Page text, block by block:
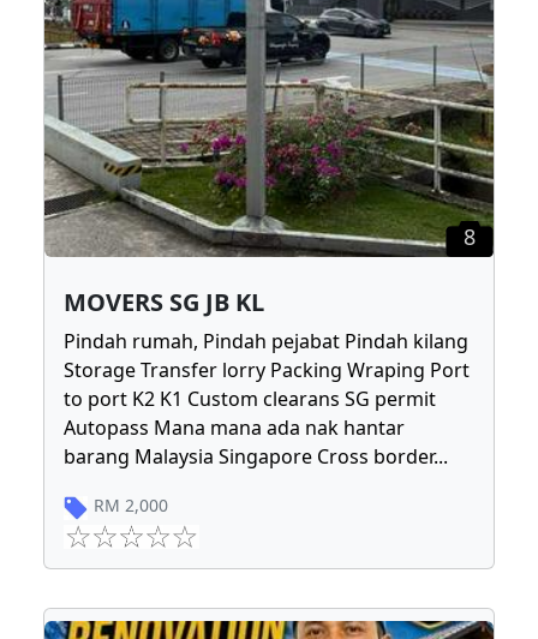
8
MOVERS SG JB KL
Pindah rumah, Pindah pejabat Pindah kilang
Storage Transfer lorry Packing Wraping Port
to port K2 K1 Custom clearans SG permit
Autopass Mana mana ada nak hantar
barang Malaysia Singapore Cross border...
RM 2,000